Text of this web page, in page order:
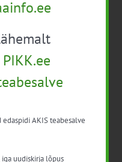
PIKK.ee
AKIS teabesalve
uudiskirja lõpus